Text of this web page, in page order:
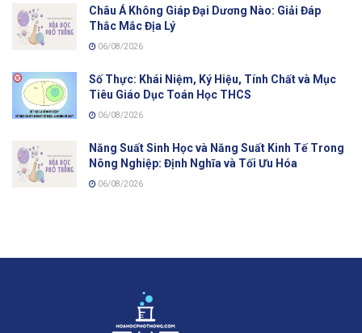
Châu Á Không Giáp Đại Dương Nào: Giải Đáp
Thắc Mắc Địa Lý
06/08/2026
Số Thực: Khái Niệm, Ký Hiệu, Tính Chất và Mục
Tiêu Giáo Dục Toán Học THCS
06/08/2026
Năng Suất Sinh Học và Năng Suất Kinh Tế Trong
Nông Nghiệp: Định Nghĩa và Tối Ưu Hóa
06/08/2026